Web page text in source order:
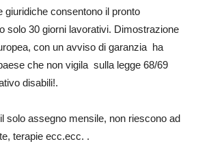
giuridiche consentono il pronto
solo 30 giorni lavorativi. Dimostrazione
con un avviso di garanzia ha
che non vigila sulla legge 68/69
disabili!.
solo assegno mensile, non riescono ad
terapie ecc.ecc. .